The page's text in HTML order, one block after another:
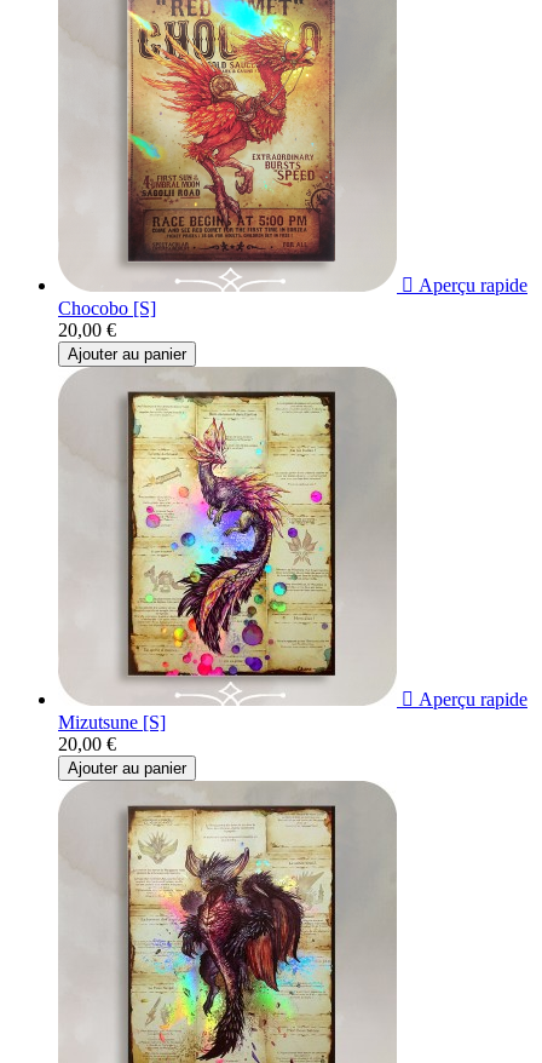
 Aperçu rapide
Chocobo [S]
20,00 €
Ajouter au panier
 Aperçu rapide
Mizutsune [S]
20,00 €
Ajouter au panier